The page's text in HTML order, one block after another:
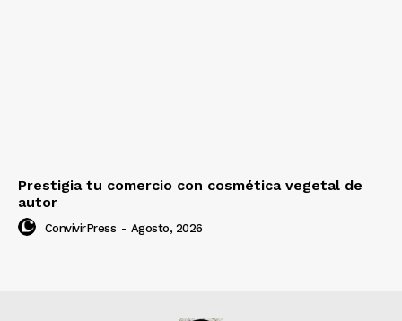
Prestigia tu comercio con cosmética vegetal de
autor
ConvivirPress - Agosto, 2026